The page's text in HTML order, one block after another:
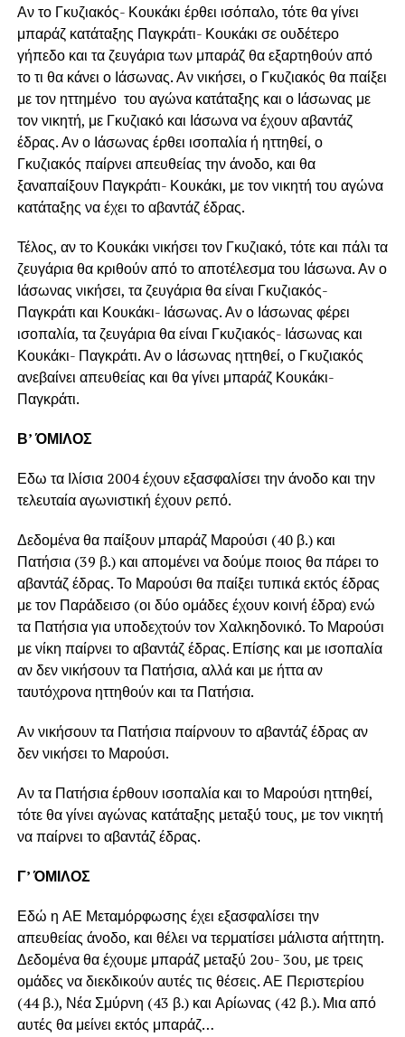
Αν το Γκυζιακός- Κουκάκι έρθει ισόπαλο, τότε θα γίνει
μπαράζ κατάταξης Παγκράτι- Κουκάκι σε ουδέτερο
γήπεδο και τα ζευγάρια των μπαράζ θα εξαρτηθούν από
το τι θα κάνει ο Ιάσωνας. Αν νικήσει, ο Γκυζιακός θα παίξει
με τον ηττημένο του αγώνα κατάταξης και ο Ιάσωνας με
τον νικητή, με Γκυζιακό και Ιάσωνα να έχουν αβαντάζ
έδρας. Αν ο Ιάσωνας έρθει ισοπαλία ή ηττηθεί, ο
Γκυζιακός παίρνει απευθείας την άνοδο, και θα
ξαναπαίξουν Παγκράτι- Κουκάκι, με τον νικητή του αγώνα
κατάταξης να έχει το αβαντάζ έδρας.
Τέλος, αν το Κουκάκι νικήσει τον Γκυζιακό, τότε και πάλι τα
ζευγάρια θα κριθούν από το αποτέλεσμα του Ιάσωνα. Αν ο
Ιάσωνας νικήσει, τα ζευγάρια θα είναι Γκυζιακός-
Παγκράτι και Κουκάκι- Ιάσωνας. Αν ο Ιάσωνας φέρει
ισοπαλία, τα ζευγάρια θα είναι Γκυζιακός- Ιάσωνας και
Κουκάκι- Παγκράτι. Αν ο Ιάσωνας ηττηθεί, ο Γκυζιακός
ανεβαίνει απευθείας και θα γίνει μπαράζ Κουκάκι-
Παγκράτι.
Β’ ΌΜΙΛΟΣ
Εδω τα Ιλίσια 2004 έχουν εξασφαλίσει την άνοδο και την
τελευταία αγωνιστική έχουν ρεπό.
Δεδομένα θα παίξουν μπαράζ Μαρούσι (40 β.) και
Πατήσια (39 β.) και απομένει να δούμε ποιος θα πάρει το
αβαντάζ έδρας. Το Μαρούσι θα παίξει τυπικά εκτός έδρας
με τον Παράδεισο (οι δύο ομάδες έχουν κοινή έδρα) ενώ
τα Πατήσια για υποδεχτούν τον Χαλκηδονικό. Το Μαρούσι
με νίκη παίρνει το αβαντάζ έδρας. Επίσης και με ισοπαλία
αν δεν νικήσουν τα Πατήσια, αλλά και με ήττα αν
ταυτόχρονα ηττηθούν και τα Πατήσια.
Αν νικήσουν τα Πατήσια παίρνουν το αβαντάζ έδρας αν
δεν νικήσει το Μαρούσι.
Αν τα Πατήσια έρθουν ισοπαλία και το Μαρούσι ηττηθεί,
τότε θα γίνει αγώνας κατάταξης μεταξύ τους, με τον νικητή
να παίρνει το αβαντάζ έδρας.
Γ’ ΌΜΙΛΟΣ
Εδώ η ΑΕ Μεταμόρφωσης έχει εξασφαλίσει την
απευθείας άνοδο, και θέλει να τερματίσει μάλιστα αήττητη.
Δεδομένα θα έχουμε μπαράζ μεταξύ 2ου- 3ου, με τρεις
ομάδες να διεκδικούν αυτές τις θέσεις. ΑΕ Περιστερίου
(44 β.), Νέα Σμύρνη (43 β.) και Αρίωνας (42 β.). Μια από
αυτές θα μείνει εκτός μπαράζ…